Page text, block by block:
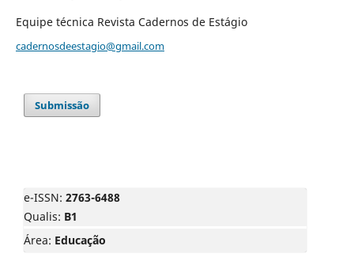
Equipe técnica Revista Cadernos de Estágio
cadernosdeestagio@gmail.com
Submissão
e-ISSN: 2763-6488
Qualis: B1
Área: Educação